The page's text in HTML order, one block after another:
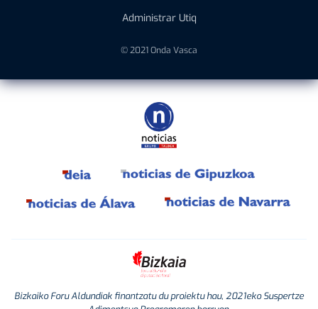
Administrar Utiq
© 2021 Onda Vasca
Bizkaiko Foru Aldundiak finantzatu du proiektu hau, 2021eko Suspertze